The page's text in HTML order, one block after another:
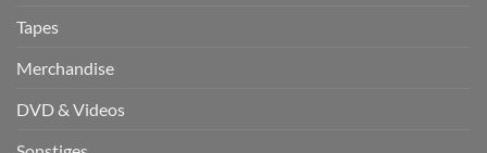
Tapes
Merchandise
DVD & Videos